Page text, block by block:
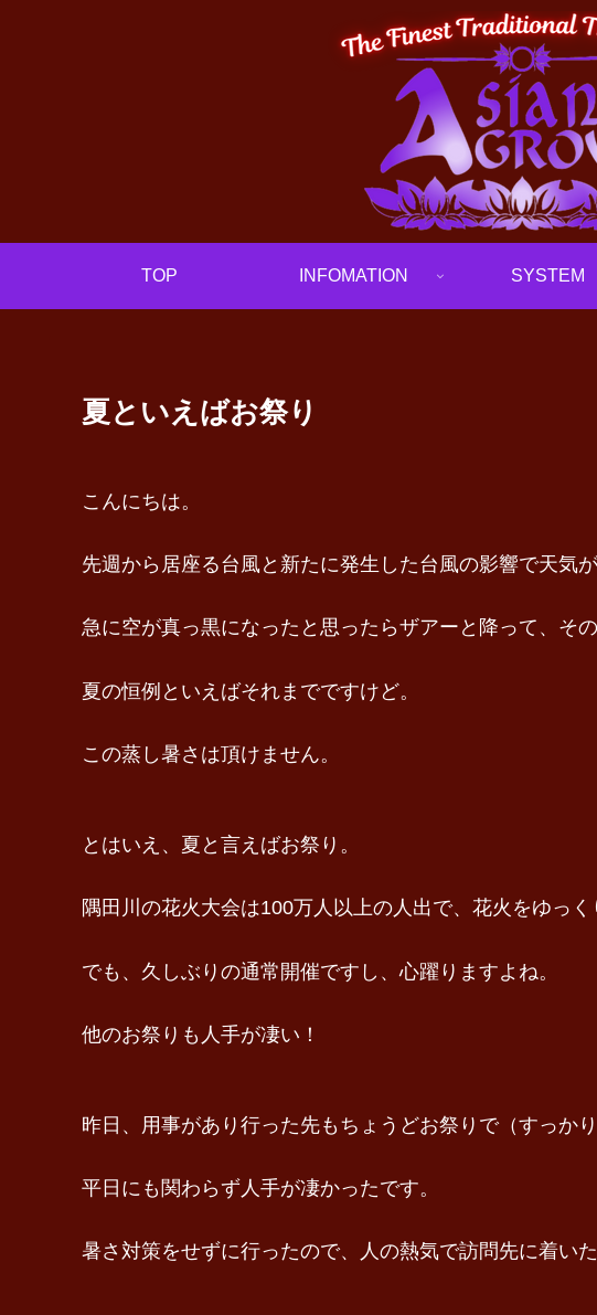
TOP INFOMATION SYSTEM
夏といえばお祭り
こんにちは。
先週から居座る台風と新たに発生した台風の影響で天気が
急に空が真っ黒になったと思ったらザアーと降って、そ
夏の恒例といえばそれまでですけど。
この蒸し暑さは頂けません。
とはいえ、夏と言えばお祭り。
隅田川の花火大会は100万人以上の人出で、花火をゆっ
でも、久しぶりの通常開催ですし、心躍りますよね。
他のお祭りも人手が凄い！
昨日、用事があり行った先もちょうどお祭りで（すっか
平日にも関わらず人手が凄かったです。
暑さ対策をせずに行ったので、人の熱気で訪問先に着い